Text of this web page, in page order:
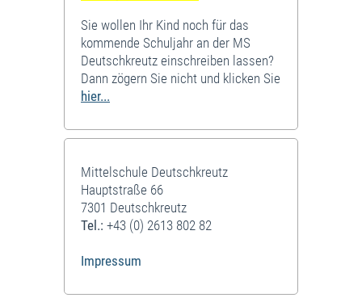
Sie wollen Ihr Kind noch für das
kommende Schuljahr an der MS
Deutschkreutz einschreiben lassen?
Dann zögern Sie nicht und klicken Sie
hier...
Mittelschule Deutschkreutz
Hauptstraße 66
7301 Deutschkreutz
Tel.: +43 (0) 2613 802 82
Impressum